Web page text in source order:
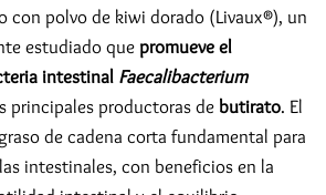
con polvo de kiwi dorado (Livaux®), un
estudiado que promueve el
intestinal Faecalibacterium
principales productoras de butirato. El
de cadena corta fundamental para
intestinales, con beneficios en la